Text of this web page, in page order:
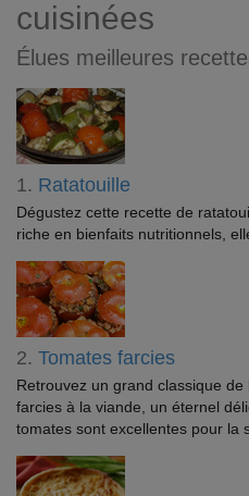
cuisinées
Élues meilleures
1. Ratatouille
Dégustez cette recette de
riche en bienfaits nutritionnels,
2. Tomates farcies
Retrouvez un grand classique
farcies à la viande, un éternel
tomates sont excellentes pour la